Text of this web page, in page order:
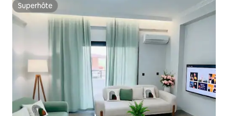
Superhôte
Superhôte